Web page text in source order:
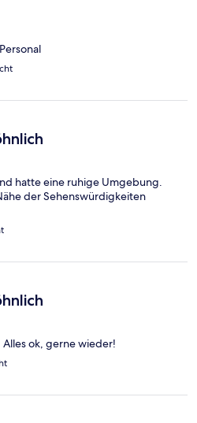
hatte eine ruhige Umgebung.
der Sehenswürdigkeiten
Alles ok, gerne wieder!